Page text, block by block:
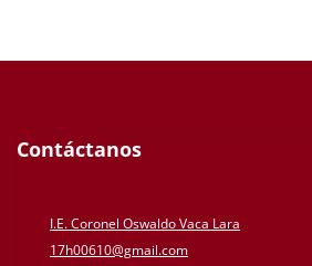
Contáctanos
I.E. Coronel Oswaldo Vaca Lara
17h00610@gmail.com